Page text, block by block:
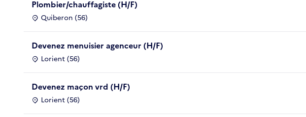
Plombier/chauffagiste (H/F)
Quiberon (56)
Devenez menuisier agenceur (H/F)
Lorient (56)
Devenez maçon vrd (H/F)
Lorient (56)